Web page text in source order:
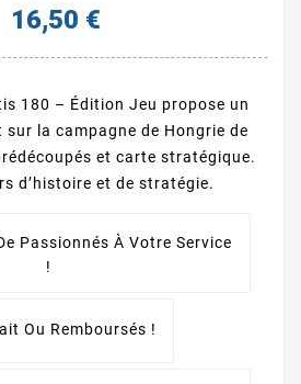
16,50 €
180 – Édition Jeu propose un
la campagne de Hongrie de
et carte stratégique.
d’histoire et de stratégie.
Passionnés À Votre Service
!
Ou Remboursés !